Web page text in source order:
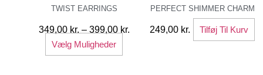
TWIST EARRINGS
349,00 kr. – 399,00 kr. Prisinterval:
Vælg Muligheder
PERFECT SHIMMER CHARM
249,00 kr. Tilføj Til Kurv